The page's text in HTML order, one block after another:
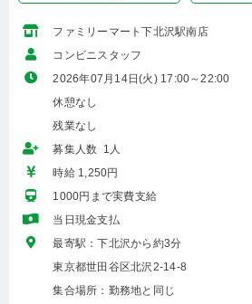
ファミリーマート下北沢駅南店
コンビニスタッフ
2026年07月14日(火) 17:00～22:00
休憩なし
残業なし
募集人数 1人
時給 1,250円
1000円まで実費支給
当日現金支払
最寄駅：下北沢から約3分
東京都世田谷区北沢2-14-8
集合場所：勤務地と同じ